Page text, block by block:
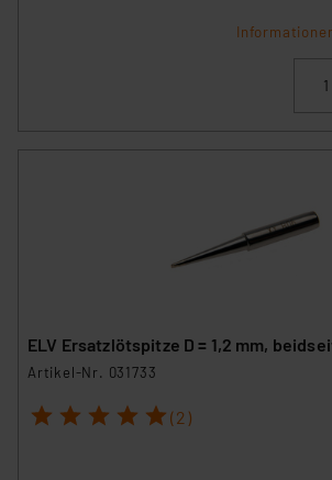
ELV Ersatzlötspitze D = 1,2 mm,
Artikel-Nr. 031733
1 2 3 4 5 (2)